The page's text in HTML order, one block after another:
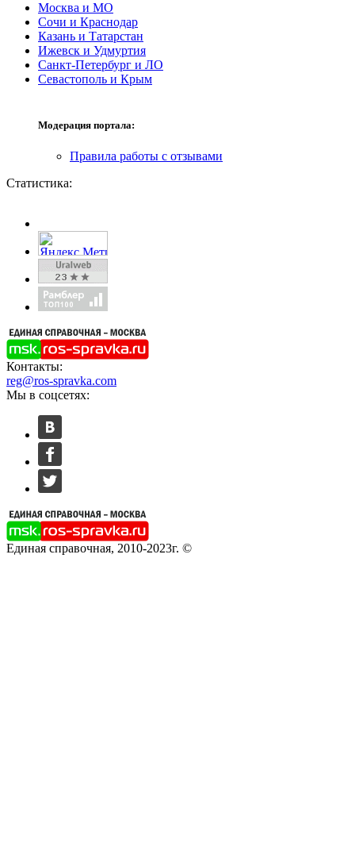
Москва и МО
Сочи и Краснодар
Казань и Татарстан
Ижевск и Удмуртия
Санкт-Петербург и ЛО
Севастополь и Крым
Модерация портала:
Правила работы с отзывами
Статистика:
Контакты:
reg@ros-spravka.com
Мы в соцсетях:
Единая справочная, 2010-2023г. ©